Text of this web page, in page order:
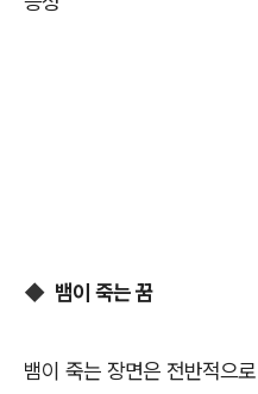
◆ 뱀이 죽는 꿈
뱀이 죽는 장면은 전반적으